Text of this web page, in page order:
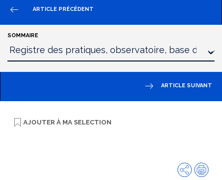
ARTICLE PRÉCÉDENT
SOMMAIRE
ARTICLE SUIVANT
AJOUTER À MA SELECTION
Partager